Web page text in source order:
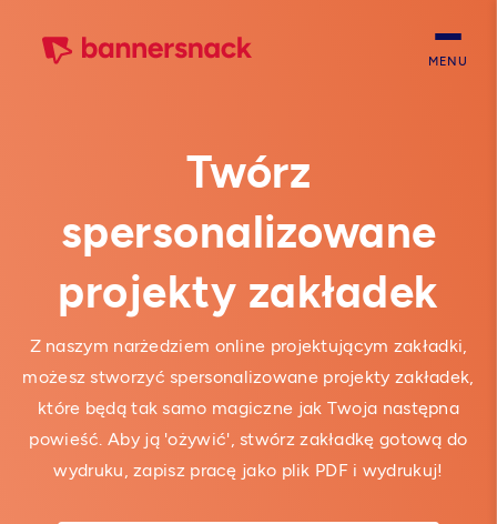
MENU
Twórz
spersonalizowane
projekty zakładek
Z naszym narżedziem online projektującym zakładki,
możesz stworzyć spersonalizowane projekty zakładek,
które będą tak samo magiczne jak Twoja następna
powieść. Aby ją 'ożywić', stwórz zakładkę gotową do
wydruku, zapisz pracę jako plik PDF i wydrukuj!